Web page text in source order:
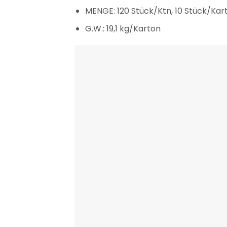
MENGE: 120 Stück/Ktn, 10 Stück/
G.W.: 19,1 kg/Karton